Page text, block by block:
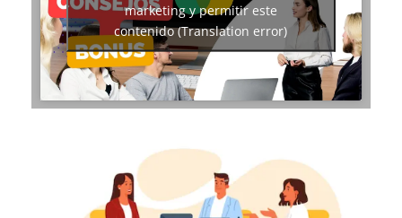
marketing y permitir este
contenido (Translation error)